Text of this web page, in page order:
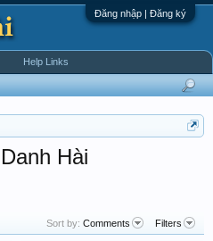
Đăng nhập | Đăng ký
Hài
Sort by: Comments Filters
Help Links